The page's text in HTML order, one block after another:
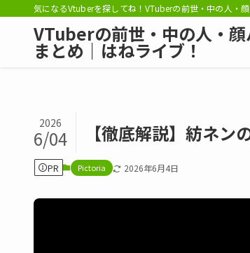
気になるVtuberを探してね！VTuberの前世・中の人・
VTuberの前世・中の人・
まとめ｜はねライブ！
【徹底解説】紡ネ
2026
6/04
PR Pictoria 2026年6月4日